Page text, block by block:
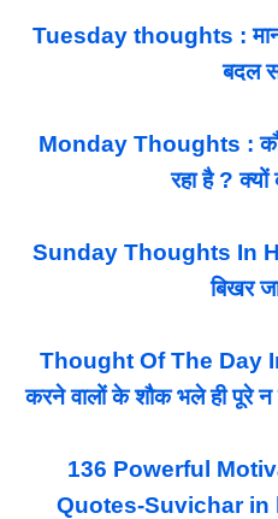
Tuesday thoughts :
बदल
Monday Thoughts :
रहा है ?
Sunday Thoughts In
बिखर
Thought Of The Day In
करने वालों के शौक भले ही पूरे न
136 Powerful
Quotes-Suvichar in